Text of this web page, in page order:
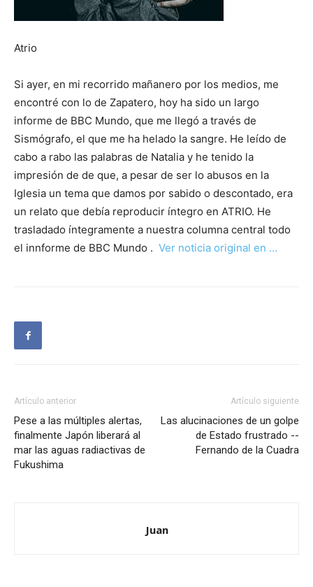
Atrio
Si ayer, en mi recorrido mañanero por los medios, me
encontré con lo de Zapatero, hoy ha sido un largo
informe de BBC Mundo, que me llegó a través de
Sismógrafo, el que me ha helado la sangre. He leído de
cabo a rabo las palabras de Natalia y he tenido la
impresión de de que, a pesar de ser lo abusos en la
Iglesia un tema que damos por sabido o descontado, era
un relato que debía reproducir íntegro en ATRIO. He
trasladado íntegramente a nuestra columna central todo
el innforme de BBC Mundo . Ver noticia original en …
Artículo anterior
Pese a las múltiples alertas,
finalmente Japón liberará al
mar las aguas radiactivas de
Fukushima
Artículo siguiente
Las alucinaciones de un golpe
de Estado frustrado --
Fernando de la Cuadra
Juan